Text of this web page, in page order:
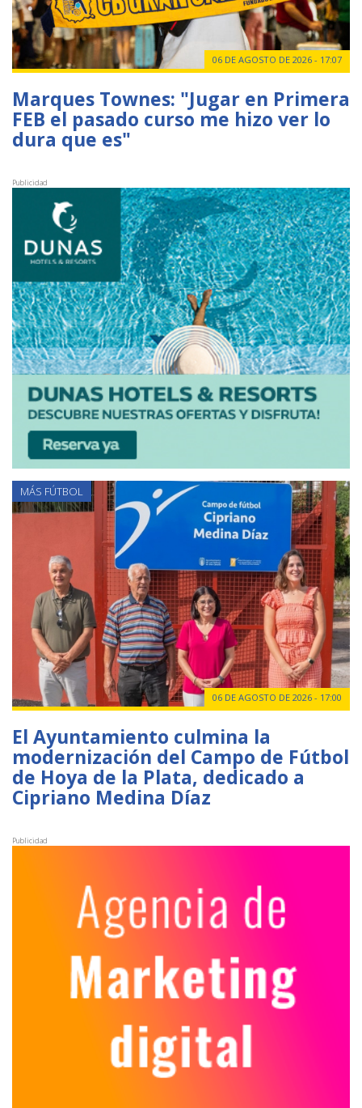
06 DE AGOSTO DE 2026 - 17:07
Marques Townes: "Jugar en Primera
FEB el pasado curso me hizo ver lo
dura que es"
Publicidad
MÁS FÚTBOL
06 DE AGOSTO DE 2026 - 17:00
El Ayuntamiento culmina la
modernización del Campo de Fútbol
de Hoya de la Plata, dedicado a
Cipriano Medina Díaz
Publicidad